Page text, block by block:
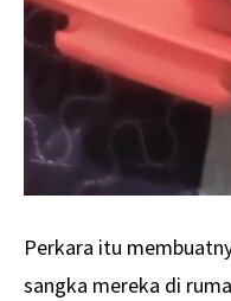
Perkara itu
sangka mereka di